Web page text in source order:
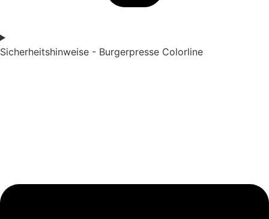
Sicherheitshinweise - Burgerpresse Colorline